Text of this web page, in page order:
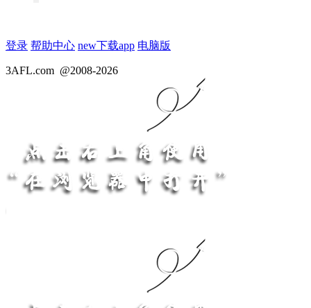
登录 帮助中心 new下载app 电脑版
3AFL.com @2008-2026